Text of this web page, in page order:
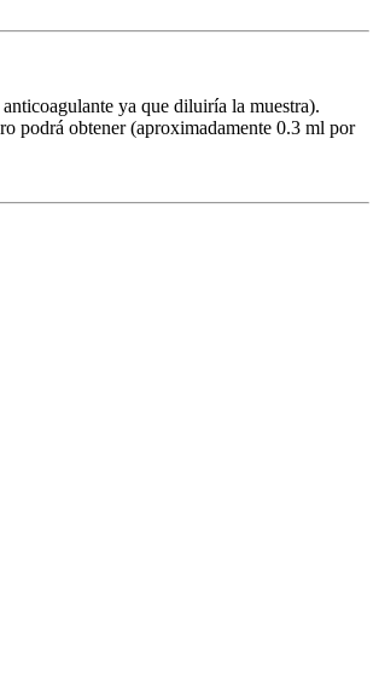
ya que diluiría la muestra).
podrá obtener (aproximadamente 0.3 ml por